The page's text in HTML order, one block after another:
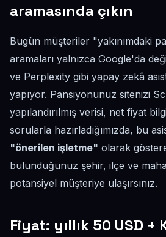
aramasında çıkın
Bugün müşteriler "yakınımdaki
aramaları yalnızca Google'da
ve Perplexity gibi yapay zekâ
yapıyor. Pansiyonunuz sitenizi
yapılandırılmış verisi, net fiyat
sorularla hazırladığımızda, bu
"önerilen işletme" olarak
bulunduğunuz şehir, ilçe ve
potansiyel müşteriye ulaşırsınız.
Fiyat: yıllık 50 USD +